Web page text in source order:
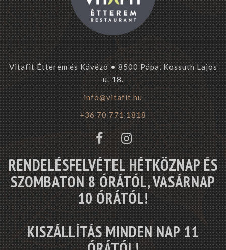
Vitafit Étterem és Kávézó • 8500 Pápa, Kossuth Lajos
u. 18.
info@vitafit.hu
+36 70 771 1818
RENDELÉSFELVÉTEL HÉTKÖZNAP ÉS
SZOMBATON 8 ÓRÁTÓL, VASÁRNAP
10 ÓRÁTÓL!
KISZÁLLÍTÁS MINDEN NAP 11